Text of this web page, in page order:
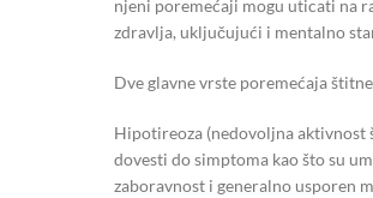
njeni poremećaji mogu uticati na
zdravlja, uključujući i mentalno
Dve glavne vrste poremećaja
Hipotireoza (nedovoljna aktivnost
dovesti do simptoma kao što su
zaboravnost i generalno usporen